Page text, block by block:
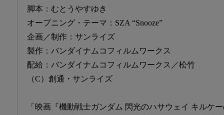
脚本：むとうやすゆき
オープニング・テーマ：SZA “Snooze”
企画／制作：サンライズ
製作：バンダイナムコフィルムワークス
配給：バンダイナムコフィルムワークス／松竹
（C）創通・サンライズ
「映画『機動戦士ガンダム 閃光のハサウェイ キルケ